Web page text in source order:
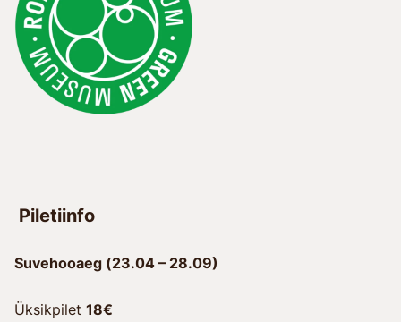
Piletiinfo
Suvehooaeg (23.04 – 28.09)
Üksikpilet 18€